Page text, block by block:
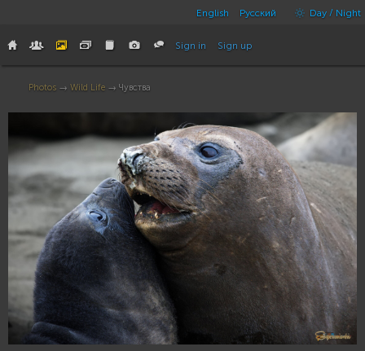
English Русский Day / Night
Sign in Sign up
Photos → Wild Life → Чувства
7